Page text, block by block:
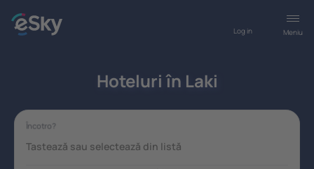
Meniu
Log in
Hoteluri în Laki